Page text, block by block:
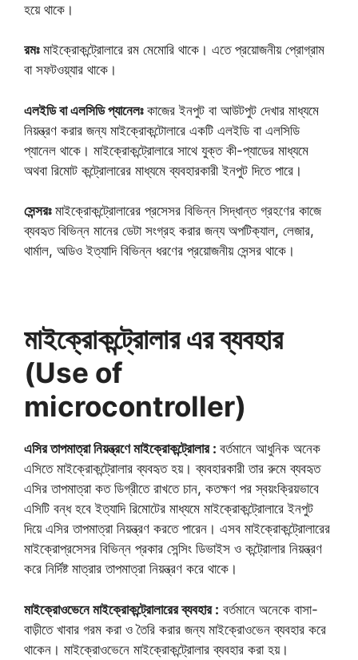
হয়ে থাকে।
রমঃমাইক্রোকন্ট্রোলারে রম মেমোরি থাকে। এতে প্রয়োজনীয় প্রোগ্রাম
বা সফটওয়্যার থাকে।
এলইডি বা এলসিডি প্যানেলঃকাজের ইনপুট বা আউটপুট দেখার মাধ্যমে
নিয়ন্ত্রণ করার জন্য মাইক্রোকন্টোলারে একটি এলইডি বা এলসিডি
প্যানেল থাকে। মাইক্রোকন্ট্রোলারে সাথে যুক্ত কী-প্যাডের মাধ্যমে
অথবা রিমোট কন্ট্রোলারের মাধ্যমে ব্যবহারকারী ইনপুট দিতে পারে।
সেন্সরঃমাইক্রোকন্ট্রোলারের প্রসেসর বিভিন্ন সিদ্ধান্ত গ্রহণের কাজে
ব্যবহৃত বিভিন্ন মানের ডেটা সংগ্রহ করার জন্য অপটিক্যাল, লেজার,
থার্মাল, অডিও ইত্যাদি বিভিন্ন ধরণের প্রয়োজনীয় সেন্সর থাকে।
মাইক্রোকন্ট্রোলার এর ব্যবহার
(Use of
microcontroller)
এসির তাপমাত্রা নিয়ন্ত্রণে মাইক্রোকন্ট্রোলার : বর্তমানে আধুনিক অনেক
এসিতে মাইক্রোকন্ট্রোলার ব্যবহৃত হয়। ব্যবহারকারী তার রুমে ব্যবহৃত
এসির তাপমাত্রা কত ডিগ্রীতে রাখতে চান, কতক্ষণ পর স্বয়ংক্রিয়ভাবে
এসিটি বন্ধ হবে ইত্যাদি রিমোটের মাধ্যমে মাইক্রোকন্ট্রোলারে ইনপুট
দিয়ে এসির তাপমাত্রা নিয়ন্ত্রণ করতে পারেন। এসব মাইক্রোকন্ট্রোলারের
মাইক্রোপ্রসেসর বিভিন্ন প্রকার সেন্সিং ডিভাইস ও কন্ট্রোলার নিয়ন্ত্রণ
করে নির্দিষ্ট মাত্রার তাপমাত্রা নিয়ন্ত্রণ করে থাকে।
মাইক্রোওভেনে মাইক্রোকন্ট্রোলারের ব্যবহার : বর্তমানে অনেকে বাসা-
বাড়ীতে খাবার গরম করা ও তৈরি করার জন্য মাইক্রোওভেন ব্যবহার করে
থাকেন। মাইক্রোওভেনে মাইক্রোকন্ট্রোলার ব্যবহার করা হয়।